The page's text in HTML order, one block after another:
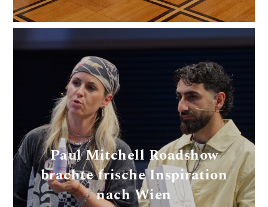
Paul Mitchell Roadshow
brachte frische Inspiration
nach Wien